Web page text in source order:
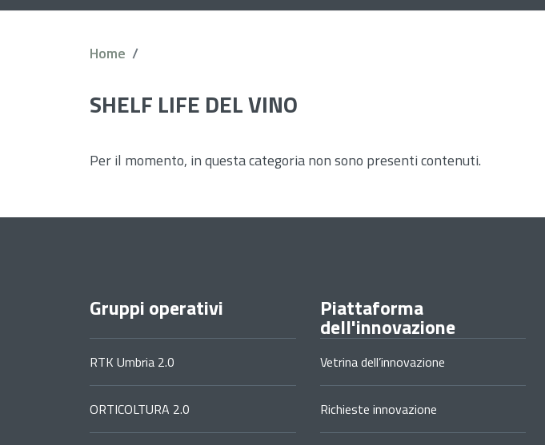
Home
SHELF LIFE DEL VINO
Per il momento, in questa categoria non sono presenti contenuti.
Gruppi operativi
RTK Umbria 2.0
ORTICOLTURA 2.0
Piattaforma
dell'innovazione
Vetrina dell’innovazione
Richieste innovazione